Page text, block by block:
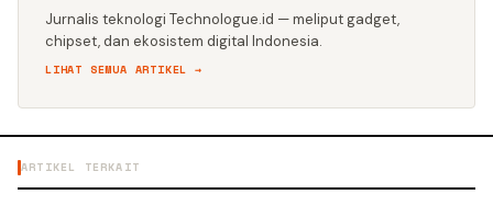
Jurnalis teknologi Technologue.id — meliput gadget,
chipset, dan ekosistem digital Indonesia.
LIHAT SEMUA ARTIKEL →
ARTIKEL TERKAIT